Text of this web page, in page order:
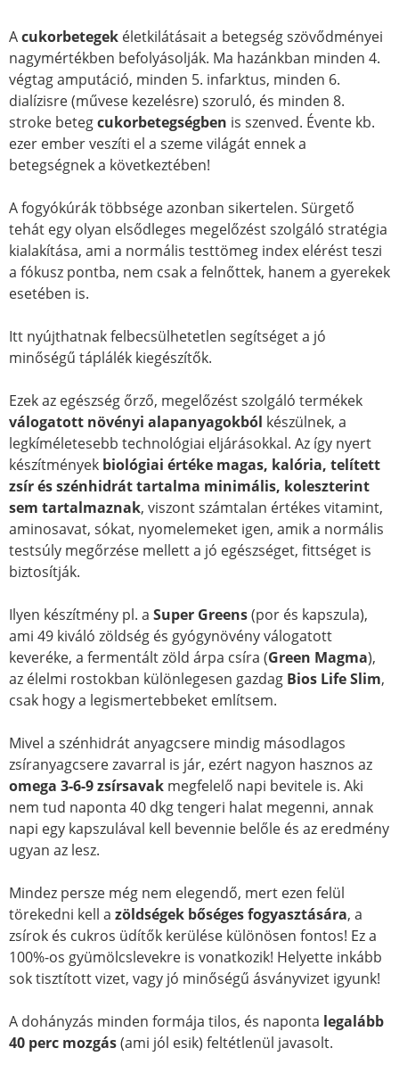
Acukorbetegek életkilátásait a betegség szövődményei
nagymértékben befolyásolják. Ma hazánkban minden 4.
végtag amputáció, minden 5. infarktus, minden 6.
dialízisre (művese kezelésre) szoruló, és minden 8.
stroke betegcukorbetegségben is szenved. Évente kb.
ezer ember veszíti el a szeme világát ennek a
betegségnek a következtében!
A fogyókúrák többsége azonban sikertelen. Sürgető
tehát egy olyan elsődleges megelőzést szolgáló stratégia
kialakítása, ami a normális testtömeg index elérést teszi
a fókusz pontba, nem csak a felnőttek, hanem a gyerekek
esetében is.
Itt nyújthatnak felbecsülhetetlen segítséget a jó
minőségű táplálék kiegészítők.
Ezek az egészség őrző, megelőzést szolgáló termékek
válogatott növényi alapanyagokból készülnek, a
legkíméletesebb technológiai eljárásokkal. Az így nyert
készítmények biológiai értéke magas, kalória, telített
zsír és szénhidrát tartalma minimális, koleszterint
sem tartalmaznak, viszont számtalan értékes vitamint,
aminosavat, sókat, nyomelemeket igen, amik a normális
testsúly megőrzése mellett a jó egészséget, fittséget is
biztosítják.
Ilyen készítmény pl. a Super Greens(por és kapszula),
ami 49 kiváló zöldség és gyógynövény válogatott
keveréke, a fermentált zöld árpa csíra (Green Magma),
az élelmi rostokban különlegesen gazdag Bios Life Slim,
csak hogy a legismertebbeket említsem.
Mivel a szénhidrát anyagcsere mindig másodlagos
zsíranyagcsere zavarral is jár, ezért nagyon hasznos az
omega 3-6-9 zsírsavak megfelelő napi bevitele is. Aki
nem tud naponta 40 dkg tengeri halat megenni, annak
napi egy kapszulával kell bevennie belőle és az eredmény
ugyan az lesz.
Mindez persze még nem elegendő, mert ezen felül
törekedni kell a zöldségek bőséges fogyasztására, a
zsírok és cukros üdítők kerülése különösen fontos! Ez a
100%-os gyümölcslevekre is vonatkozik! Helyette inkább
sok tisztított vizet, vagy jó minőségű ásványvizet igyunk!
A dohányzás minden formája tilos, és naponta legalább
40 perc mozgás(ami jól esik) feltétlenül javasolt.